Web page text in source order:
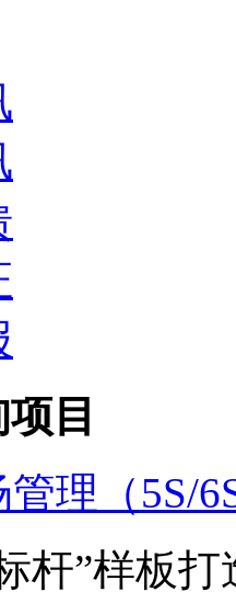
目
理（5S/
杆”样板